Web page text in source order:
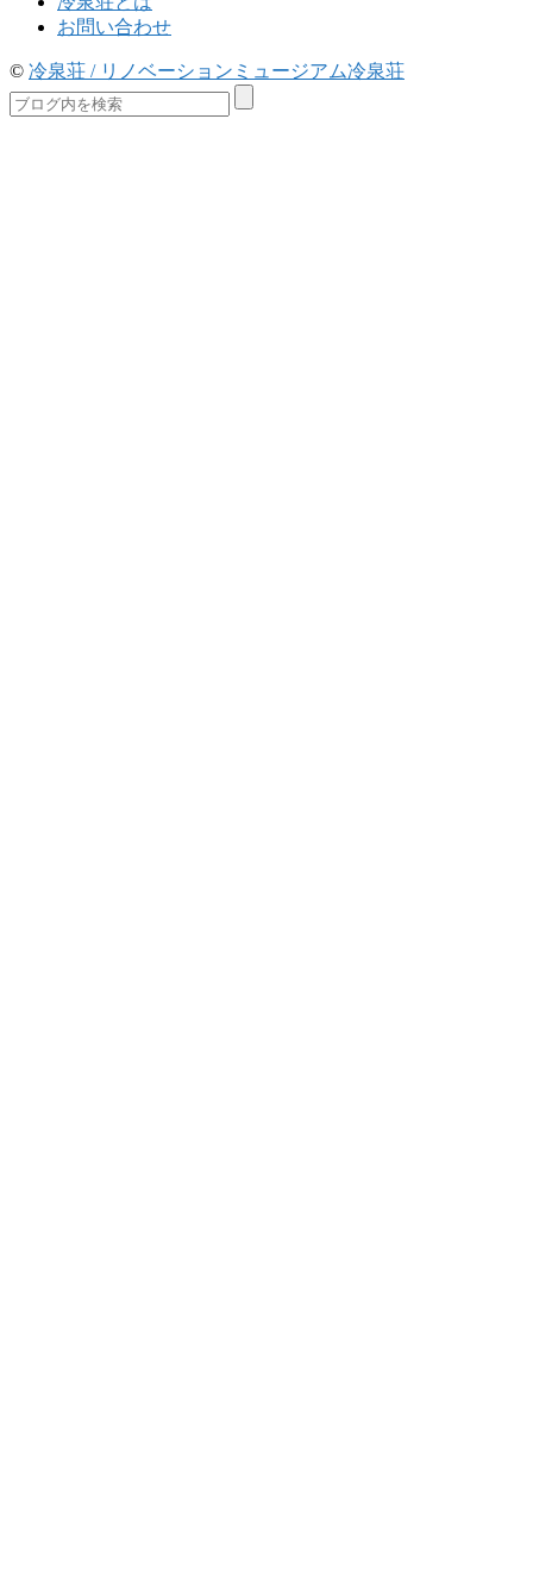
お問い合わせ
© 冷泉荘 / リノベーションミュージアム冷泉荘